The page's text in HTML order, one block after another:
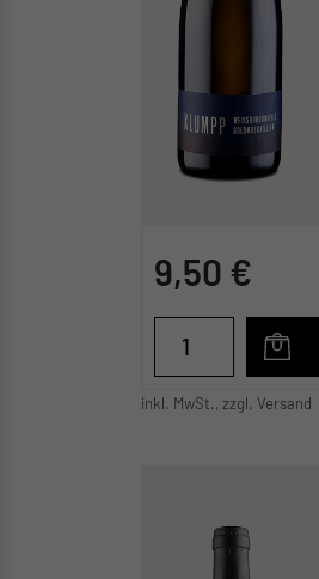
9,50 €
inkl. MwSt., zzgl. Versand